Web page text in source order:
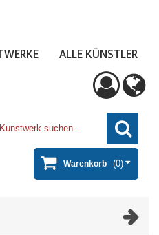
ALLE KÜNSTLER
Warenkorb (0)